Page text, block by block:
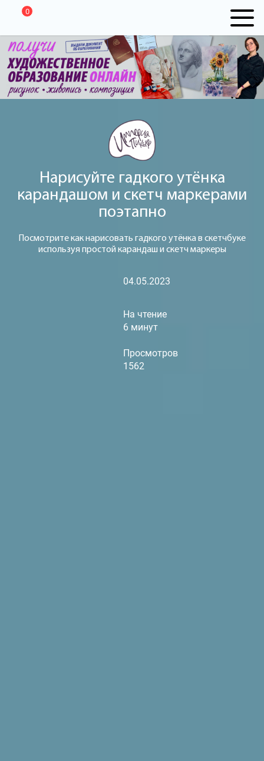
0
Нарисуйте гадкого утёнка
карандашом и скетч маркерами
поэтапно
Посмотрите как нарисовать гадкого утёнка в скетчбуке
используя простой карандаш и скетч маркеры
04.05.2023
На чтение
6 минут
Просмотров
1562